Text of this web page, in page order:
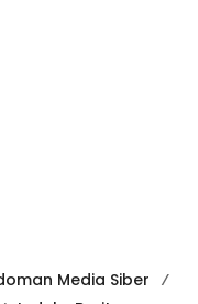
Media Siber